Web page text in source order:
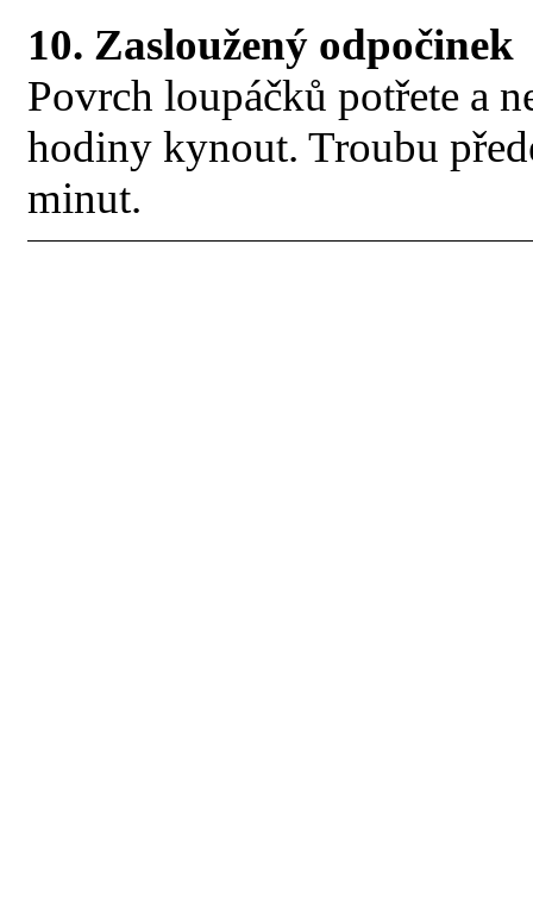
10. Zasloužený odpočinek
Povrch loupáčků potřete a
hodiny kynout. Troubu
minut.